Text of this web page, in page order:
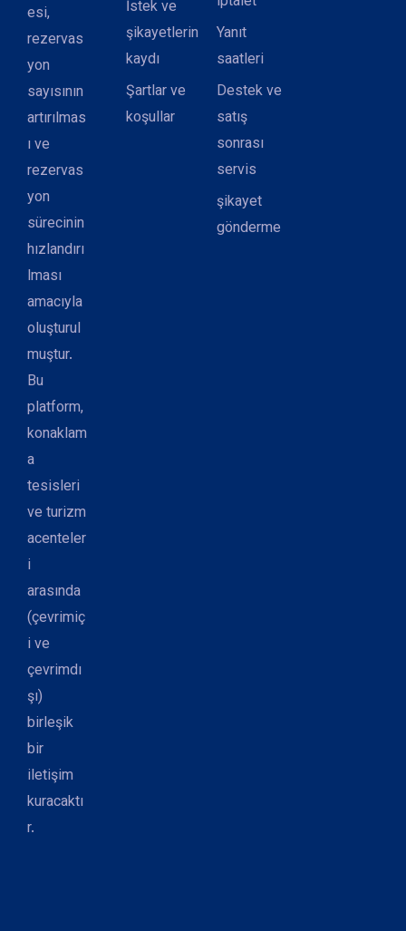
esi,
rezervas
yon
sayısının
artırılmas
ı ve
rezervas
yon
sürecinin
hızlandırı
lması
amacıyla
oluşturul
muştur.
Bu
platform,
konaklam
a
tesisleri
ve turizm
acenteler
i
arasında
(çevrimiç
i ve
çevrimdı
şı)
birleşik
bir
iletişim
kuracaktı
r.
İstek ve
şikayetlerin
kaydı
Şartlar ve
koşullar
Yanıt
saatleri
Destek ve
satış
sonrası
servis
şikayet
gönderme